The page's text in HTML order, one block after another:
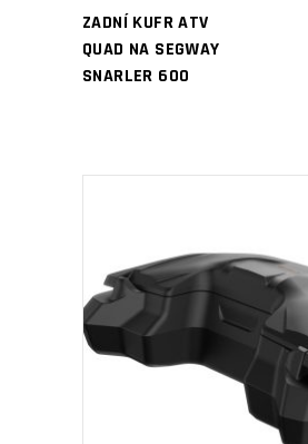
ZADNÍ KUFR ATV
QUAD NA SEGWAY
SNARLER 600
PŘIDAT DO KOŠÍKU